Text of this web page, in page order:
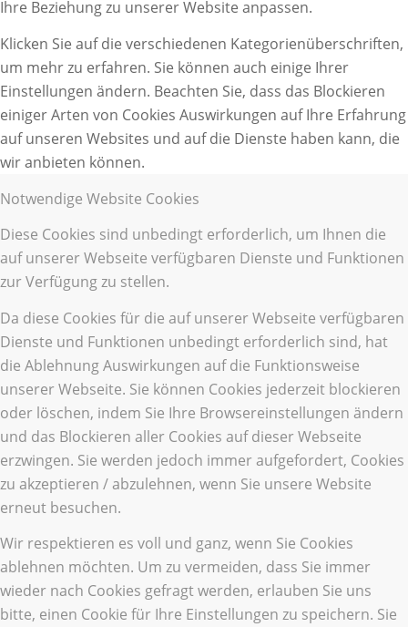
Ihre Beziehung zu unserer Website anpassen.
Klicken Sie auf die verschiedenen Kategorienüberschriften,
um mehr zu erfahren. Sie können auch einige Ihrer
Einstellungen ändern. Beachten Sie, dass das Blockieren
einiger Arten von Cookies Auswirkungen auf Ihre Erfahrung
auf unseren Websites und auf die Dienste haben kann, die
wir anbieten können.
Notwendige Website Cookies
Diese Cookies sind unbedingt erforderlich, um Ihnen die
auf unserer Webseite verfügbaren Dienste und Funktionen
zur Verfügung zu stellen.
Da diese Cookies für die auf unserer Webseite verfügbaren
Dienste und Funktionen unbedingt erforderlich sind, hat
die Ablehnung Auswirkungen auf die Funktionsweise
unserer Webseite. Sie können Cookies jederzeit blockieren
oder löschen, indem Sie Ihre Browsereinstellungen ändern
und das Blockieren aller Cookies auf dieser Webseite
erzwingen. Sie werden jedoch immer aufgefordert, Cookies
zu akzeptieren / abzulehnen, wenn Sie unsere Website
erneut besuchen.
Wir respektieren es voll und ganz, wenn Sie Cookies
ablehnen möchten. Um zu vermeiden, dass Sie immer
wieder nach Cookies gefragt werden, erlauben Sie uns
bitte, einen Cookie für Ihre Einstellungen zu speichern. Sie